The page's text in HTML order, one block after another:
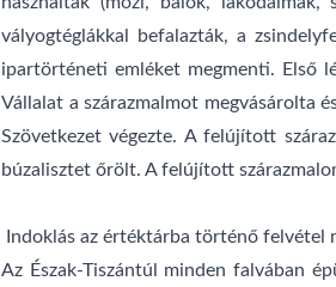
vályogtéglákkal befalazták, a
ipartörténeti emléket megmenti. Első
Vállalat a szárazmalmot megvásárolta
Szövetkezet végezte. A felújított
búzalisztet őrölt. A felújított
Indoklás az értéktárba történő felvétel
Az Észak-Tiszántúl minden falvában